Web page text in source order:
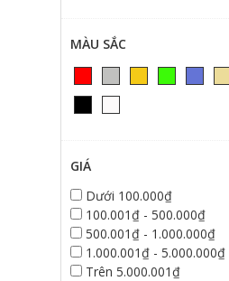
MÀU SẮC
GIÁ
Dưới 100.000₫
100.001₫ - 500.000₫
500.001₫ - 1.000.000₫
1.000.001₫ - 5.000.000₫
Trên 5.000.001₫